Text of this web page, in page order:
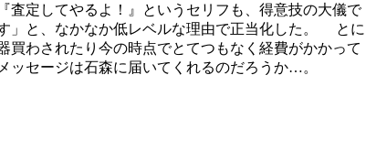
査定してやるよ！』というセリフも、得意技の大儀で
」と、なかなか低レベルな理由で正当化した。 とに
わされたり今の時点でとてつもなく経費がかかって
セージは石森に届いてくれるのだろうか…。